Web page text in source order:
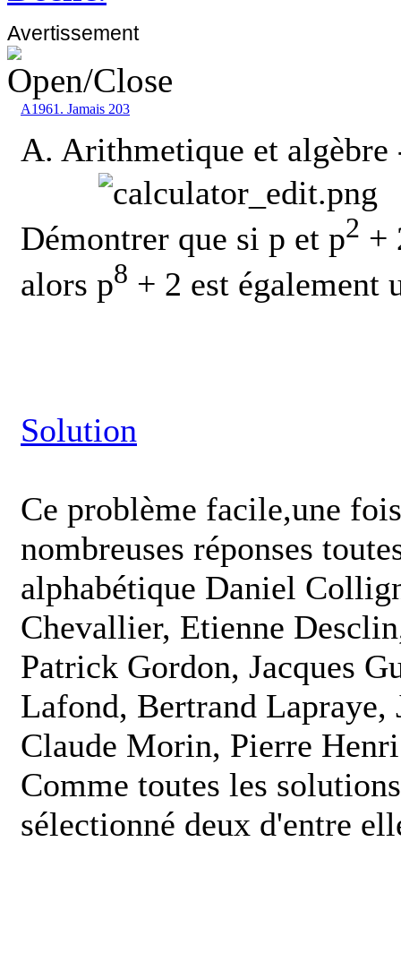
Avertissement
A1961. Jamais 203
A. Arithmetique et
Démontrer que si p et p2 +
alors p8 + 2 est également
Solution
Ce problème facile,une
nombreuses réponses
alphabétique Daniel
Chevallier, Etienne
Patrick Gordon, Jacques
Lafond, Bertrand Lapraye,
Claude Morin, Pierre
Comme toutes les
sélectionné deux d'entre